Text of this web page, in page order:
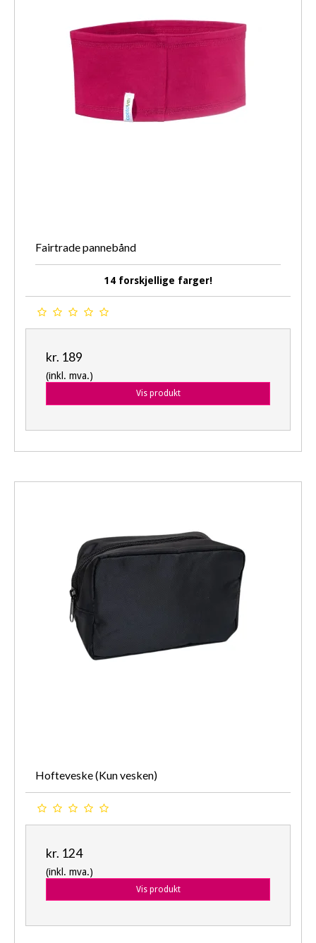
Fairtrade pannebånd
14 forskjellige farger!
kr. 189
(inkl. mva.)
Vis produkt
Hofteveske (Kun vesken)
kr. 124
(inkl. mva.)
Vis produkt